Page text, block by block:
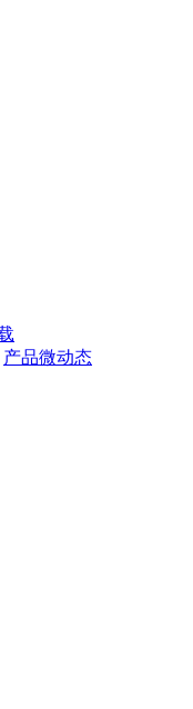
产品微动态